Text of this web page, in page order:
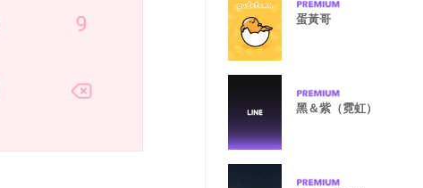
蛋黃哥
黑＆紫（霓虹）